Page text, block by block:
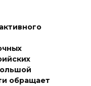
обращает